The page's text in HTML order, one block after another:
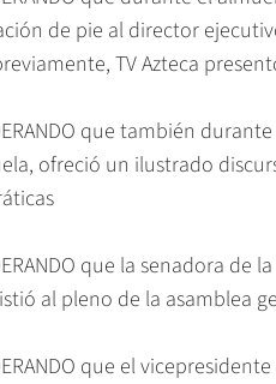
de pie al director
TV Azteca
que también
ofreció un ilustrado
que la senadora
al pleno de la asamblea
que el